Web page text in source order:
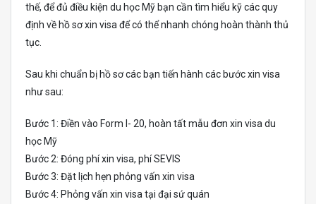
thế, để đủ điều kiện du học Mỹ bạn cần tìm hiểu kỹ các quy
định về hồ sơ xin visa để có thể nhanh chóng hoàn thành thủ
tục.
Sau khi chuẩn bị hồ sơ các bạn tiến hành các bước xin visa
như sau:
Bước 1: Điền vào Form I- 20, hoàn tất mẫu đơn xin visa du
học Mỹ
Bước 2: Đóng phí xin visa, phí SEVIS
Bước 3: Đặt lịch hẹn phỏng vấn xin visa
Bước 4: Phỏng vấn xin visa tại đại sứ quán